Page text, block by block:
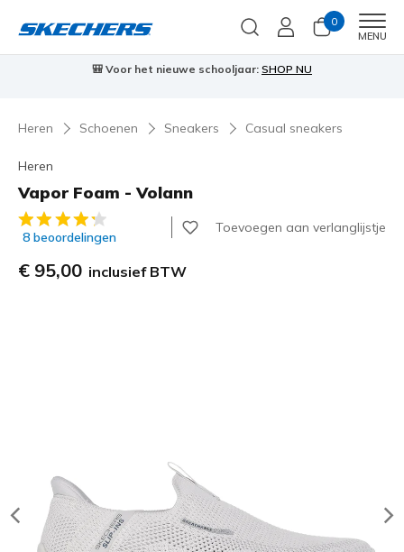
0
MENU
Skechers VIP:45 dagen retourrecht voor ledenMeld je aan
Heren Schoenen Sneakers Casual sneakers
Heren
Vapor Foam - Volann
5 van de 5 klantbeoordelingen
8 beoordelingen
Toevoegen aan verlanglijstje
€ 95,00 inclusief BTW